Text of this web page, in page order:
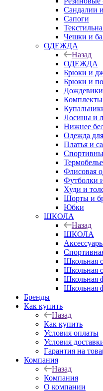
Сандалии
Сапоги
Чешки и
ОДЕЖДА
Назад
ОДЕЖДА
Брюки и
Брюки и
Дождевики
Комплекты
Лосины и
Нижнее
Одежда
Платья и
Термобелье
Флисовая
Футболки
Худи и
Шорты и
Юбки
ШКОЛА
Назад
ШКОЛА
Школьная
Школьная
Школьная
Школьная
Бренды
Как купить
Назад
Как купить
Условия оплаты
Условия
Гарантия на
Компания
Назад
Компания
О компании